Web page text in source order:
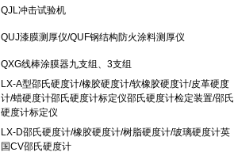
QJL冲击试验机
QUJ漆膜测厚仪/QUF钢结构防火涂料测厚仪
QXG线棒涂膜器九支组、3支组
LX-A型邵氏硬度计/橡胶硬度计/软橡胶硬度计/皮革硬度
计/蜡硬度计邵氏硬度计标定仪邵氏硬度计检定装置/邵氏
硬度计标定仪
LX-D邵氏硬度计/橡胶硬度计/树脂硬度计/玻璃硬度计英
国CV邵氏硬度计